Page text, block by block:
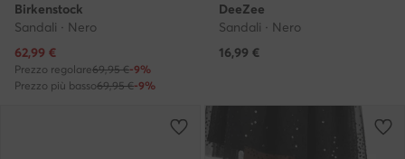
Birkenstock
Sandali · Nero
Prezzo attuale
62,99 €
Prezzo regolare69,95 €-9%
Prezzo più basso69,95 €-9%
DeeZee
Sandali · Nero
16,99 €